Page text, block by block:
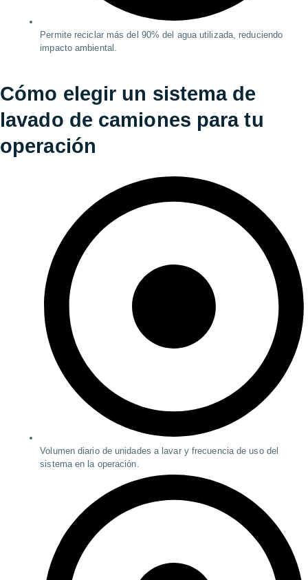
Permite reciclar más del 90% del agua utilizada, reduciendo
impacto ambiental.
Cómo elegir un sistema de
lavado de camiones para tu
operación
Volumen diario de unidades a lavar y frecuencia de uso del
sistema en la operación.